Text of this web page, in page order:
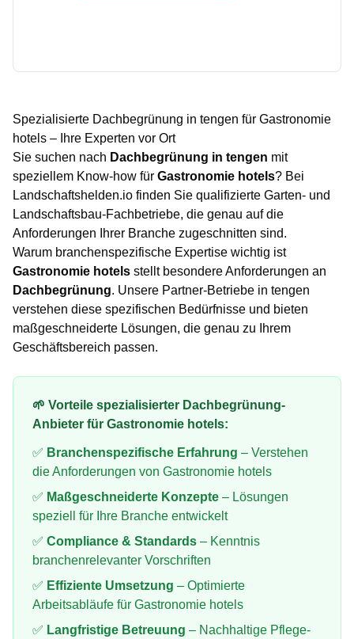
Spezialisierte Dachbegrünung in tengen für Gastronomie
hotels – Ihre Experten vor Ort
Sie suchen nach Dachbegrünung in tengen mit
speziellem Know-how für Gastronomie hotels? Bei
Landschaftshelden.io finden Sie qualifizierte Garten- und
Landschaftsbau-Fachbetriebe, die genau auf die
Anforderungen Ihrer Branche zugeschnitten sind.
Warum branchenspezifische Expertise wichtig ist
Gastronomie hotels stellt besondere Anforderungen an
Dachbegrünung. Unsere Partner-Betriebe in tengen
verstehen diese spezifischen Bedürfnisse und bieten
maßgeschneiderte Lösungen, die genau zu Ihrem
Geschäftsbereich passen.
🌱 Vorteile spezialisierter Dachbegrünung-
Anbieter für Gastronomie hotels:
✅ Branchenspezifische Erfahrung – Verstehen
die Anforderungen von Gastronomie hotels
✅ Maßgeschneiderte Konzepte – Lösungen
speziell für Ihre Branche entwickelt
✅ Compliance & Standards – Kenntnis
branchenrelevanter Vorschriften
✅ Effiziente Umsetzung – Optimierte
Arbeitsabläufe für Gastronomie hotels
✅ Langfristige Betreuung – Nachhaltige Pflege-